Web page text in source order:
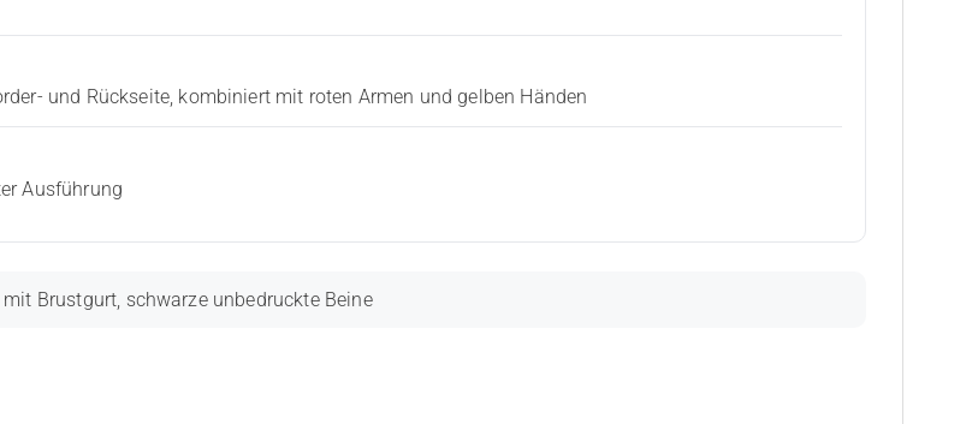
und Rückseite, kombiniert mit roten Armen und gelben Händen
Ausführung
Brustgurt, schwarze unbedruckte Beine